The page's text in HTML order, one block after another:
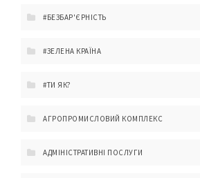
#БЕЗБАР'ЄРНІСТЬ
#ЗЕЛЕНА КРАЇНА
#ТИ ЯК?
АГРОПРОМИСЛОВИЙ КОМПЛЕКС
АДМІНІСТРАТИВНІ ПОСЛУГИ